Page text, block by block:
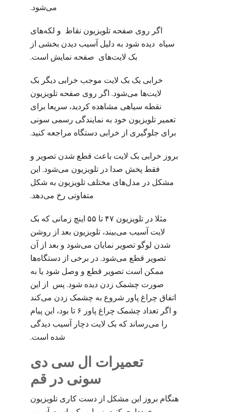
می‌شود.
اگر روی صفحه تلویزیون نقاط و لکه‌های
سیاه دیده شود به دلیل آسیب دیدن بخشی از
بک لایت‌های صفحه نمایش است.
خرابی یک بک لایت موجب خرابی دیگر بک
لایت‌ها می‌شود. اگر روی صفحه تلویزیون
نقطه سیاهی مشاهده کردید، سریعا برای
تعمیر تلویزیون خود به نمایندگی رسمی سونی
برای جلوگیری از خرابی دستگاه مراجعه کنید.
بروز خرابی بک لایت باعث قطع شدن تصویر و
فقط پخش صدا در تلویزیون می‌شود. این
مشکل در مدل‌های مختلف تلویزیون به شکل
متفاوتی رخ می‌دهد.
مثلا در تلویزیون ۴۷ تا ۵۵ اینچ زمانی که بک
لایت آسیب می‌بیند، تلویزیون بعد از روشن
شدن لوگو تصویر نمایان می‌شود و بعد از آن
تصویر قطع می‌شود. در برخی از دستگاه‌ها
ممکن است تصویر قطع و وصل شود یا به
صورت چشمک زدن دیده شود. پس از این
اتفاق چراغ پاور شروع به چشمک زدن می‌کند
و اگر تعداد چشمک چراغ پاور ۶ تا بود، این پیام
را می‌رساند که بک لایت دچار آسیب دیدگی
شده است.
تعمیرات ال سی دی
سونی در قم
هنگام بروز این مشکل از دست کاری تلویزیون